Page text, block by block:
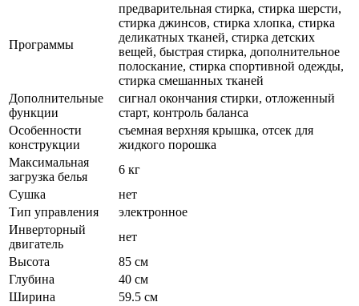
Программы
предварительная стирка, стирка шерсти,
стирка джинсов, стирка хлопка, стирка
деликатных тканей, стирка детских
вещей, быстрая стирка, дополнительное
полоскание, стирка спортивной одежды,
стирка смешанных тканей
Дополнительные
функции
сигнал окончания стирки, отложенный
старт, контроль баланса
Особенности
конструкции
съемная верхняя крышка, отсек для
жидкого порошка
Максимальная
загрузка белья
6 кг
Сушка
нет
Тип управления
электронное
Инверторный
двигатель
нет
Высота
85 см
Глубина
40 см
Ширина
59.5 см